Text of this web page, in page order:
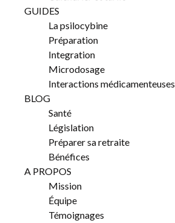
GUIDES
La psilocybine
Préparation
Integration
Microdosage
Interactions médicamenteuses
BLOG
Santé
Législation
Préparer sa retraite
Bénéfices
A PROPOS
Mission
Équipe
Témoignages